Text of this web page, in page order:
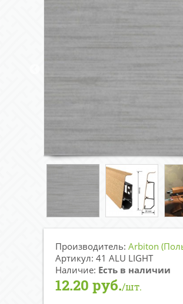
Производитель: Arbiton
Артикул: 41 ALU LIGHT
Наличие: Есть в наличии
12.20 руб./шт.